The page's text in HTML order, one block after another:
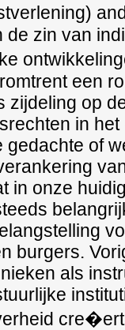
de zin van
een
zijdeling op
in
gedachte of
in onze
burgers.
als